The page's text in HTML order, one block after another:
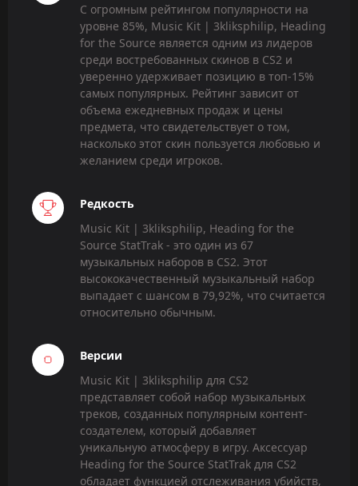
С огромным рейтингом популярности на
уровне 85%, Music Kit | 3kliksphilip, Heading
for the Source является одним из лидеров
среди востребованных скинов в CS2 и
уверенно удерживает позицию в топ-15%
самых популярных. Рейтинг зависит от
объема ежедневных продаж и цены
предмета, что свидетельствует о том,
насколько этот скин пользуется любовью и
желанием среди игроков.
Редкость
Music Kit | 3kliksphilip, Heading for the
Source StatTrak - это один из 67
музыкальных наборов в CS2. Этот
высококачественный музыкальный набор
выпадает с шансом в 79,92%, что считается
относительно обычным.
Версии
Music Kit | 3kliksphilip для CS2
представляет собой набор музыкальных
треков, созданных популярным контент-
создателем, который добавляет
уникальную атмосферу в игру. Аксессуар
Heading for the Source StatTrak для CS2
обладает функцией отслеживания убийств,